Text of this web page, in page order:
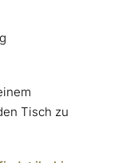
Tisch zu